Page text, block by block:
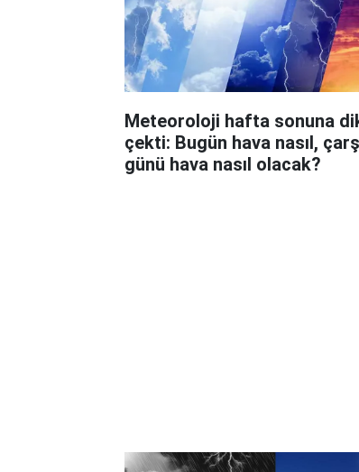
Meteoroloji hafta sonuna
çekti: Bugün hava nasıl,
günü hava nasıl olacak?